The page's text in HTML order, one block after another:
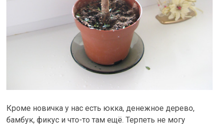
Кроме новичка у нас есть юкка, денежное дерево,
бамбук, фикус и что-то там ещё. Терпеть не могу